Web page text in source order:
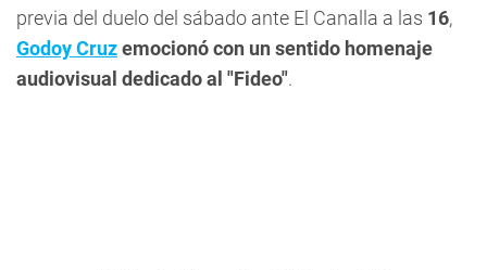
previa del duelo del sábado ante El Canalla a las 16,
Godoy Cruzemocionó con un sentido homenaje
audiovisual dedicado al "Fideo".